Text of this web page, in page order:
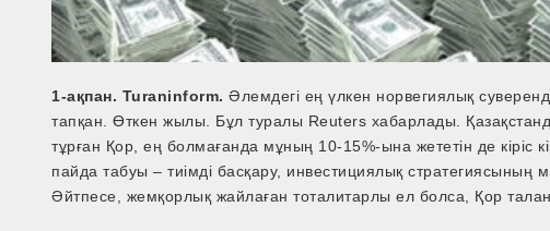
1-ақпан. Turaninform. Әлемдегі ең үлкен норвегиялық
тапқан. Өткен жылы. Бұл туралы Reuters хабарлады.
тұрған Қор, ең болмағанда мұның 10-15%-ына жететін де кіріс
пайда табуы – тиімді басқару, инвестициялық стратегиясының
Әйтпесе, жемқорлық жайлаған тоталитарлы ел болса, Қор